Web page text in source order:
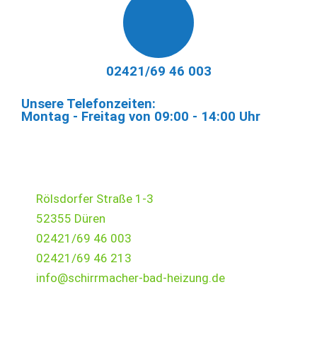
02421/69 46 003​
Unsere Telefonzeiten:
Montag - Freitag von 09:00 - 14:00 Uhr
Rölsdorfer Straße 1-3
52355 Düren
02421/69 46 003
02421/69 46 213
info@schirrmacher-bad-heizung.de